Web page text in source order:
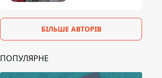
БІЛЬШЕ АВТОРІВ
ПОПУЛЯРНЕ